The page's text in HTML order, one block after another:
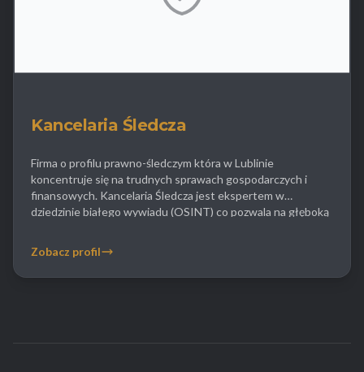
Kancelaria Śledcza
Firma o profilu prawno-śledczym która w Lublinie
koncentruje się na trudnych sprawach gospodarczych i
finansowych. Kancelaria Śledcza jest ekspertem w
dziedzinie białego wywiadu (OSINT) co pozwala na głęboką
zajmują się również sprawami karnymi pomagając osobom
niesłusznie oskarżonym w znalezieniu nowych dowodów […]
Zobacz profil